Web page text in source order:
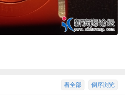
倒序浏览
看全部